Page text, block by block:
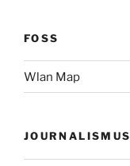
FOSS
Wlan Map
JOURNALISMUS